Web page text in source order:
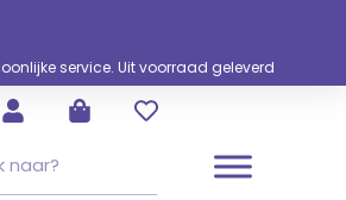
service. Uit voorraad geleverd